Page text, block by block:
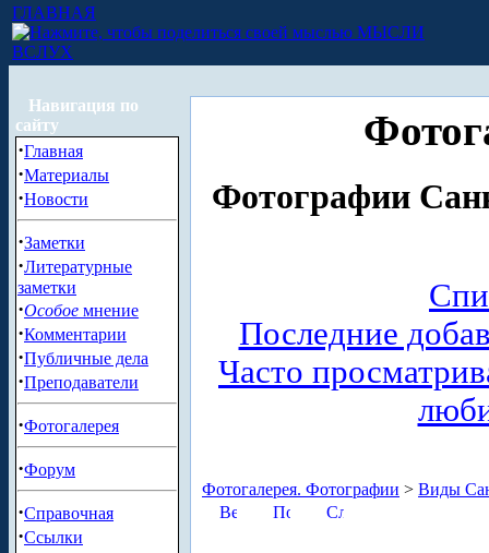
ГЛАВНАЯ
МЫСЛИ
ВСЛУХ
Навигация по
сайту
·Главная
·Материалы
·Новости
·Заметки
·Литературные
заметки
·Особое мнение
·Комментарии
·Публичные дела
·Преподаватели
·Фотогалерея
·Форум
·Справочная
·Ссылки
Фотографии
Последние
Часто
Фотогалерея. Фотографии > Виды